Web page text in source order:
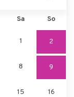
Sa So
1 2
8 9
15 16